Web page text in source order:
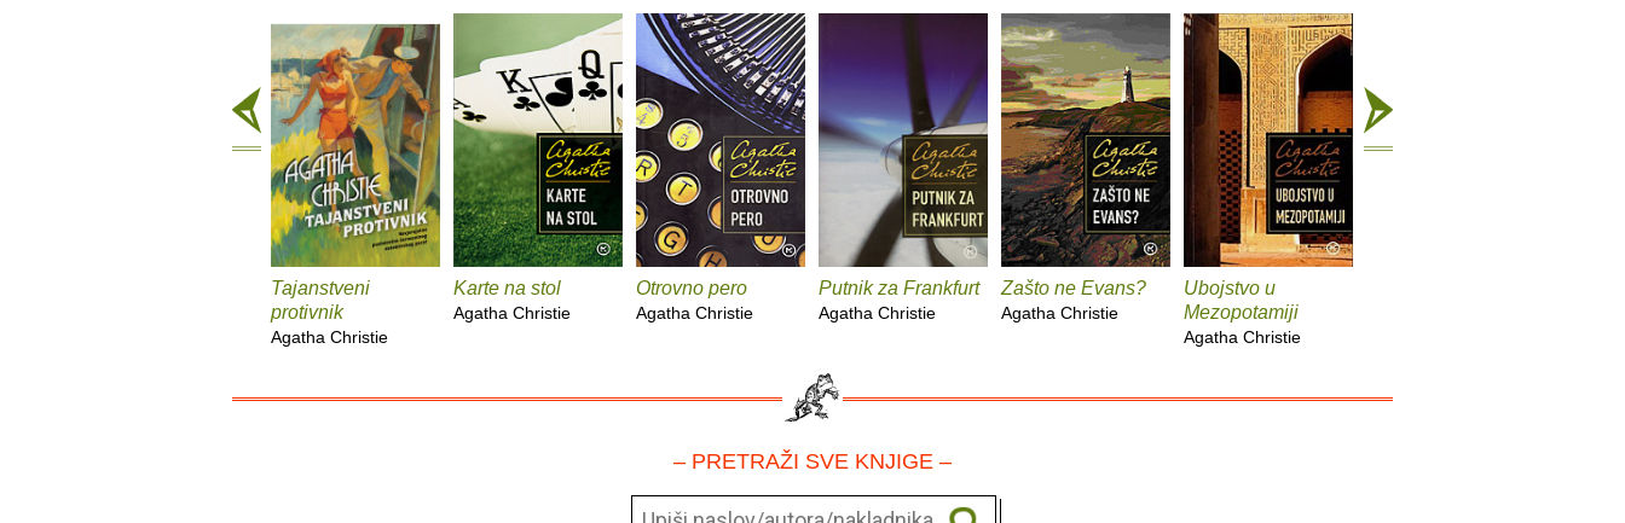
Tajanstveni
protivnik
Agatha Christie
Karte na stol
Agatha Christie
Otrovno pero
Agatha Christie
Putnik za Frankfurt
Agatha Christie
Zašto ne Evans?
Agatha Christie
Ubojstvo u
Mezopotamiji
Agatha Christie
– PRETRAŽI SVE KNJIGE –